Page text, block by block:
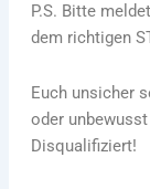
P.S. Bitte
dem richtigen
Euch unsicher
oder
Disqualifiziert!